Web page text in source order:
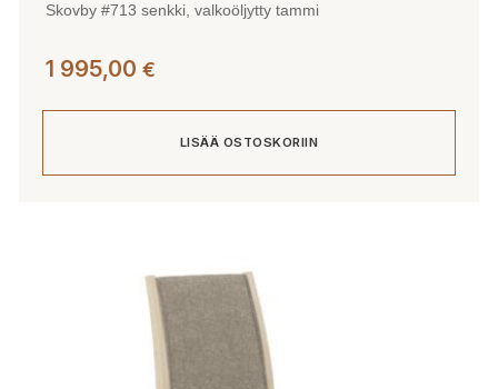
Skovby #713 senkki, valkoöljytty tammi
1 995,00 €
LISÄÄ OSTOSKORIIN